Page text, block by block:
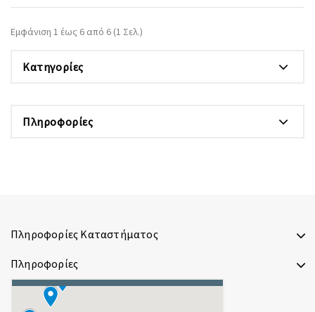
Εμφάνιση 1 έως 6 από 6 (1 Σελ.)
Κατηγορίες
Πληροφορίες
Πληροφορίες Καταστήματος
Πληροφορίες